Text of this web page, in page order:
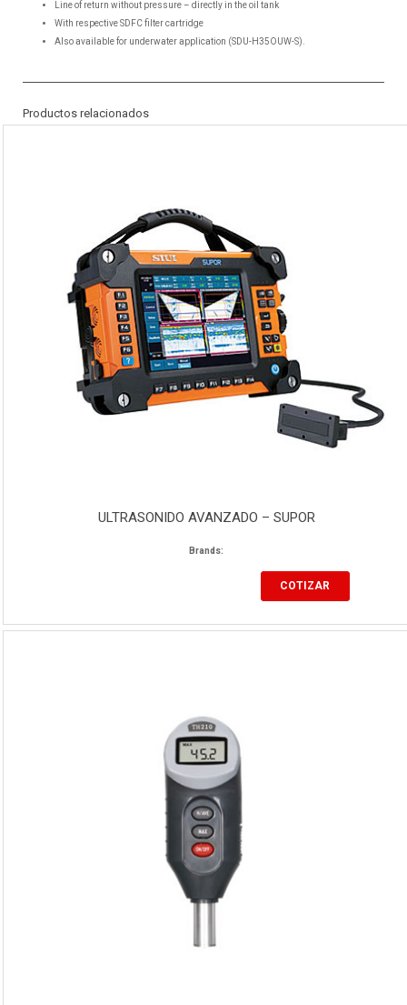
Line of return without pressure – directly in the oil tank
With respective SDFC filter cartridge
Also available for underwater application (SDU-H35OUW-S).
Productos relacionados
ULTRASONIDO AVANZADO – SUPOR
Brands:
COTIZAR